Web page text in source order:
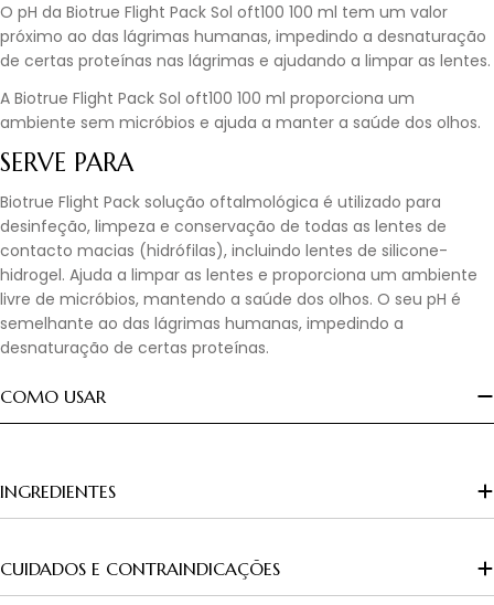
O pH da Biotrue Flight Pack Sol oft100 100 ml tem um valor
próximo ao das lágrimas humanas, impedindo a desnaturação
de certas proteínas nas lágrimas e ajudando a limpar as lentes.
A Biotrue Flight Pack Sol oft100 100 ml proporciona um
ambiente sem micróbios e ajuda a manter a saúde dos olhos.
SERVE PARA
Biotrue Flight Pack solução oftalmológica é utilizado para
desinfeção, limpeza e conservação de todas as lentes de
contacto macias (hidrófilas), incluindo lentes de silicone-
hidrogel. Ajuda a limpar as lentes e proporciona um ambiente
livre de micróbios, mantendo a saúde dos olhos. O seu pH é
semelhante ao das lágrimas humanas, impedindo a
desnaturação de certas proteínas.
COMO USAR
INGREDIENTES
CUIDADOS E CONTRAINDICAÇÕES